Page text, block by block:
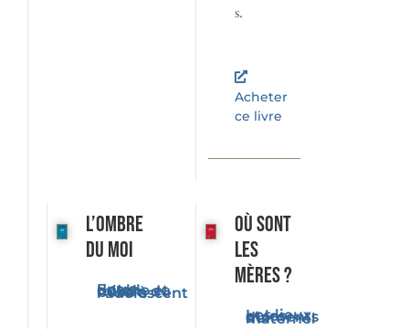
s.
Acheter
ce livre
L’ombre
du moi
Entre double et miroir, du bébé à l'adolescent
Où sont
les
mères ?
Les lieux et les moments du maternel